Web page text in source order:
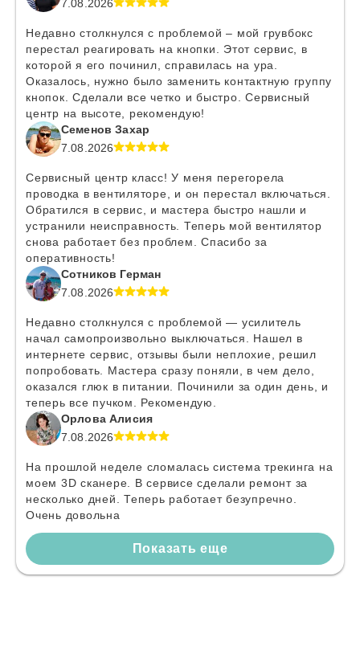
7.08.2026
Недавно столкнулся с проблемой – мой грувбокс
перестал реагировать на кнопки. Этот сервис, в
которой я его починил, справилась на ура.
Оказалось, нужно было заменить контактную группу
кнопок. Сделали все четко и быстро. Сервисный
центр на высоте, рекомендую!
Семенов Захар
7.08.2026
Сервисный центр класс! У меня перегорела
проводка в вентиляторе, и он перестал включаться.
Обратился в сервис, и мастера быстро нашли и
устранили неисправность. Теперь мой вентилятор
снова работает без проблем. Спасибо за
оперативность!
Сотников Герман
7.08.2026
Недавно столкнулся с проблемой — усилитель
начал самопроизвольно выключаться. Нашел в
интернете сервис, отзывы были неплохие, решил
попробовать. Мастера сразу поняли, в чем дело,
оказался глюк в питании. Починили за один день, и
теперь все пучком. Рекомендую.
Орлова Алисия
7.08.2026
На прошлой неделе сломалась система трекинга на
моем 3D сканере. В сервисе сделали ремонт за
несколько дней. Теперь работает безупречно.
Очень довольна
Показать еще